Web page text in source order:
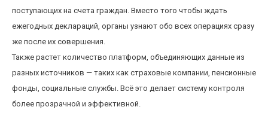
поступающих на счета граждан. Вместо того чтобы ждать
ежегодных деклараций, органы узнают обо всех операциях сразу
же после их совершения.
Также растет количество платформ, объединяющих данные из
разных источников — таких как страховые компании, пенсионные
фонды, социальные службы. Всё это делает систему контроля
более прозрачной и эффективной.